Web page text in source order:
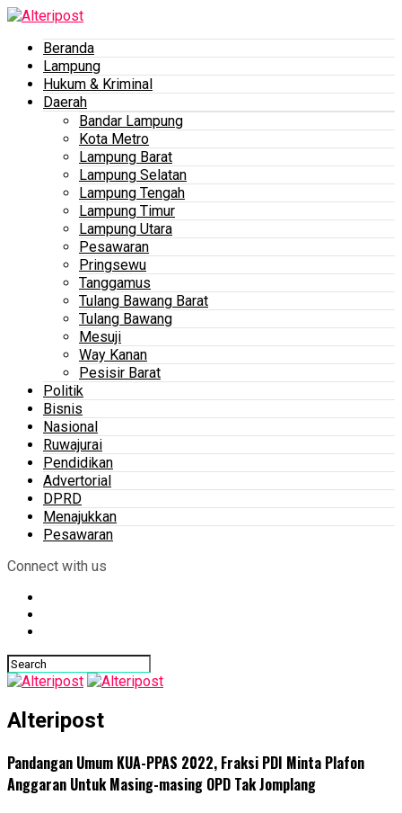
Beranda
Lampung
Hukum & Kriminal
Daerah
Bandar Lampung
Kota Metro
Lampung Barat
Lampung Selatan
Lampung Tengah
Lampung Timur
Lampung Utara
Pesawaran
Pringsewu
Tanggamus
Tulang Bawang Barat
Tulang Bawang
Mesuji
Way Kanan
Pesisir Barat
Politik
Bisnis
Nasional
Ruwajurai
Pendidikan
Advertorial
DPRD
Menajukkan
Pesawaran
Connect with us
Alteripost
Pandangan Umum KUA-PPAS 2022, Fraksi PDI Minta Plafon
Anggaran Untuk Masing-masing OPD Tak Jomplang